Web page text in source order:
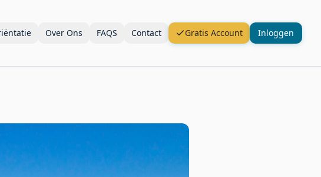
Over Ons FAQS Contact Gratis Account Inloggen